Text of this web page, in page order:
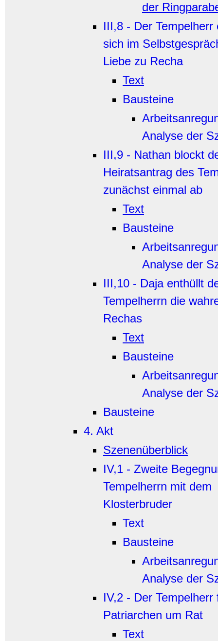
der
III,8 - Der Tempelherr
sich im
Liebe zu Recha
Text
Bausteine
Analyse der
III,9 - Nathan blockt
Heiratsantrag des
zunächst einmal ab
Text
Bausteine
Analyse der
III,10 - Daja enthüllt
Tempelherrn die
Rechas
Text
Bausteine
Analyse der
Bausteine
4. Akt
Szenenüberblick
IV,1 - Zweite
Tempelherrn mit dem
Klosterbruder
Text
Bausteine
Analyse der
IV,2 - Der Tempelherr
Patriarchen um Rat
Text